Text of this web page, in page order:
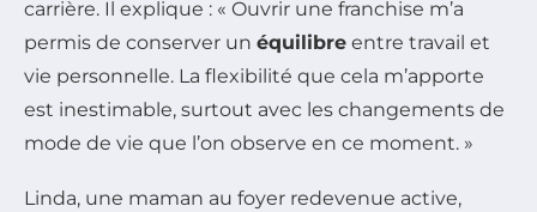
carrière. Il explique : « Ouvrir une franchise m’a
permis de conserver un équilibre entre travail et
vie personnelle. La flexibilité que cela m’apporte
est inestimable, surtout avec les changements de
mode de vie que l’on observe en ce moment. »
Linda, une maman au foyer redevenue active,